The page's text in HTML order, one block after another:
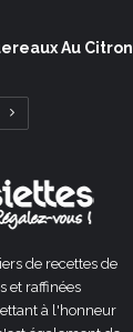
Au Citron
Page
de recettes de
et raffinées
à l'honneur